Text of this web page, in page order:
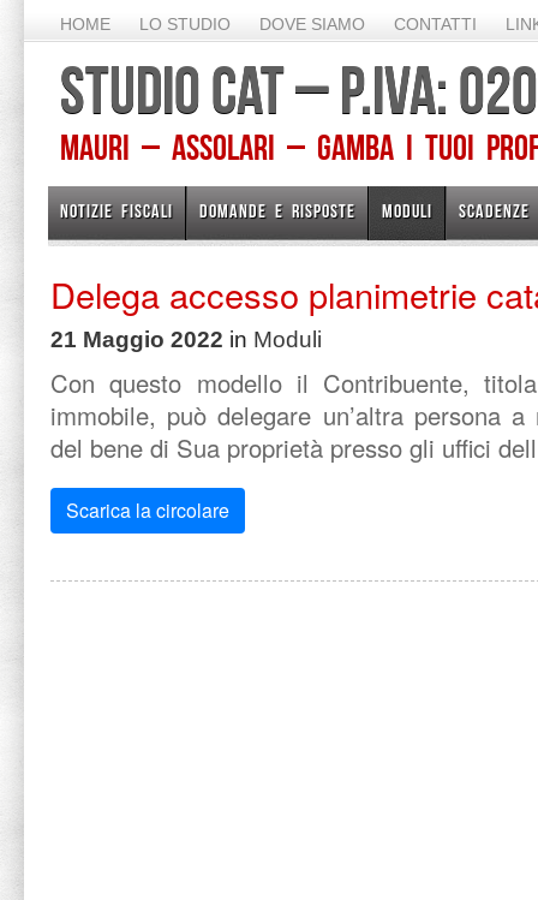
HOME LO STUDIO DOVE SIAMO CONTATTI
STUDIO CAT – P.IVA:
Mauri – Assolari – Gamba I TUOI
NOTIZIE FISCALI DOMANDE E RISPOSTE MODULI SCADENZE
Delega accesso planimetrie
21 Maggio 2022 in Moduli
Con questo modello il Contribuente,
immobile, può delegare un’altra persona
del bene di Sua proprietà presso gli uffici
Scarica la circolare